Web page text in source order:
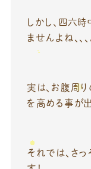
しかし、四六
ませんよね、、、
実は、お腹周
を高める事が
それでは、さ